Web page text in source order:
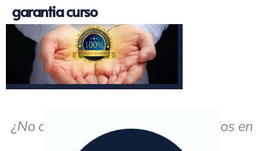
garantia curso
¿No obtiene los resultados deseados en
el estudio?